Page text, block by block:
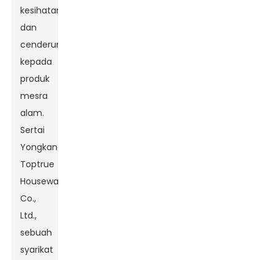
kesihatan
dan
cenderung
kepada
produk
mesra
alam.
Sertai
Yongkang
Toptrue
Houseware
Co.,
Ltd.,
sebuah
syarikat